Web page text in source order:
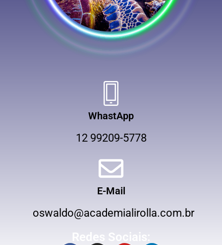
WhastApp
12 99209-5778
E-Mail
oswaldo@academialirolla.com.br
Redes Sociais: